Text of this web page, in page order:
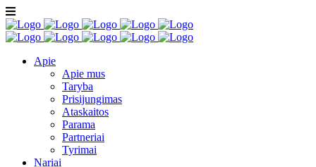
Apie
Apie mus
Taryba
Prisijungimas
Ataskaitos
Parama
Partneriai
Tyrimai
Nariai